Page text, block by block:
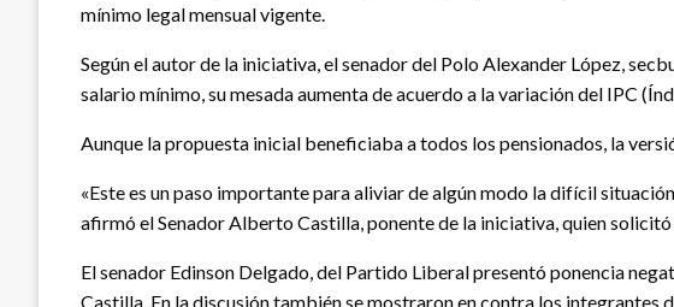
mínimo legal mensual vigente.
Según el autor de la iniciativa, el senador del Polo Alexander López,
salario mínimo, su mesada aumenta de acuerdo a la variación del IPC
Aunque la propuesta inicial beneficiaba a todos los pensionados, la
«Este es un paso importante para aliviar de algún modo la difícil
afirmó el Senador Alberto Castilla, ponente de la iniciativa, quien
El senador Edinson Delgado, del Partido Liberal presentó ponencia
Castilla. En la discusión también se mostraron en contra los integrantes